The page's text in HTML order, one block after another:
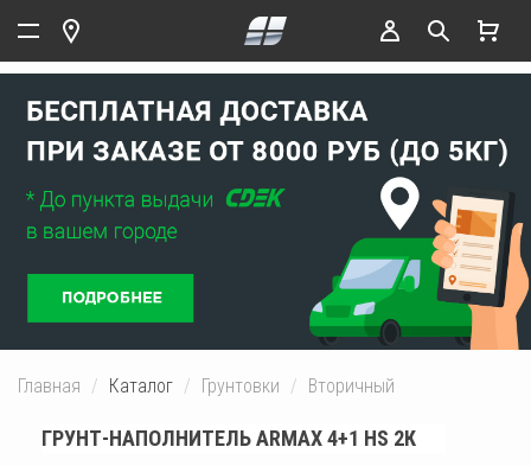
Главная Каталог Грунтовки Вторичный
ГРУНТ-НАПОЛНИТЕЛЬ ARMAX 4+1 HS 2К